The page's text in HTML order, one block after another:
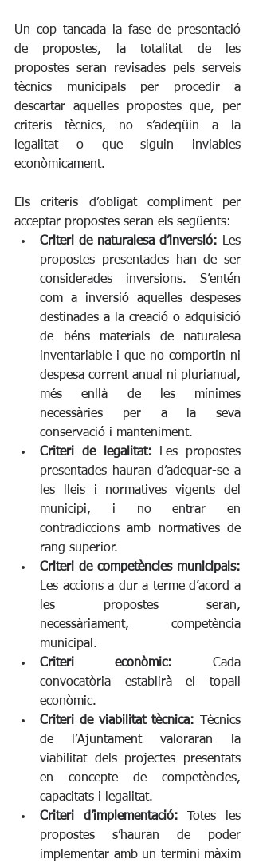
Un cop tancada la fase de presentació
de propostes, la totalitat de les
propostes seran revisades pels serveis
tècnics municipals per procedir a
descartar aquelles propostes que, per
criteris tècnics, no s’adeqüin a la
legalitat o que siguin inviables
econòmicament.
Els criteris d’obligat compliment per
acceptar propostes seran els següents:
Criteri de naturalesa d’inversió: Les
propostes presentades han de ser
considerades inversions. S’entén
com a inversió aquelles despeses
destinades a la creació o adquisició
de béns materials de naturalesa
inventariable i que no comportin ni
despesa corrent anual ni plurianual,
més enllà de les mínimes
necessàries per a la seva
conservació i manteniment.
Criteri de legalitat: Les propostes
presentades hauran d’adequar-se a
les lleis i normatives vigents del
municipi, i no entrar en
contradiccions amb normatives de
rang superior.
Les accions a dur a terme d’acord a
les propostes seran,
necessàriament, competència
municipal.
Criteri econòmic: Cada
convocatòria establirà el topall
econòmic.
Criteri de viabilitat tècnica:
Tècnics
de l’Ajuntament valoraran la
viabilitat dels projectes presentats
en concepte de competències,
capacitats i legalitat.
Criteri d’implementació: Totes les
propostes s’hauran de poder
implementar amb un termini màxim